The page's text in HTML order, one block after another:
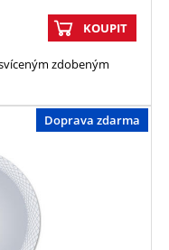
KOUPIT
zdobeným
Doprava zdarma